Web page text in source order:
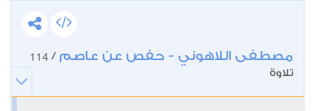
مصطفى اللاهوني - حفص عن عاصم /
114
تلاوة